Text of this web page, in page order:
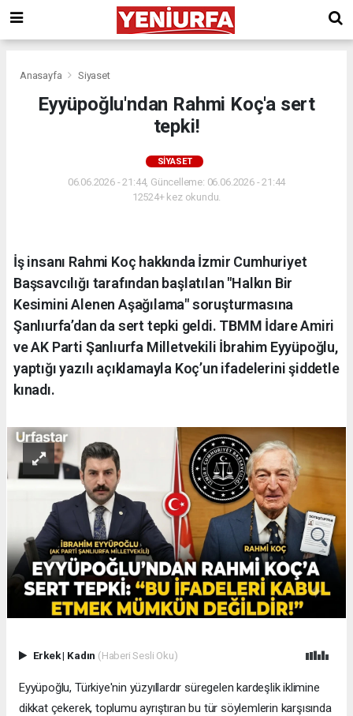
Anasayfa Siyaset
Eyyüpoğlu'ndan Rahmi Koç'a sert
tepki!
SIYASET
06.06.2026 - 21:44, Güncelleme: 06.06.2026 - 21:44
12524+ kez okundu.
İş insanı Rahmi Koç hakkında İzmir Cumhuriyet
Başsavcılığı tarafından başlatılan "Halkın Bir
Kesimini Alenen Aşağılama" soruşturmasına
Şanlıurfa’dan da sert tepki geldi. TBMM İdare Amiri
ve AK Parti Şanlıurfa Milletvekili İbrahim Eyyüpoğlu,
yaptığı yazılı açıklamayla Koç’un ifadelerini şiddetle
kınadı.
Erkek| Kadın (Haberi Sesli Oku)
​Eyyüpoğlu, Türkiye'nin yüzyıllardır süregelen kardeşlik iklimine
dikkat çekerek, toplumu ayrıştıran bu tür söylemlerin karşısında